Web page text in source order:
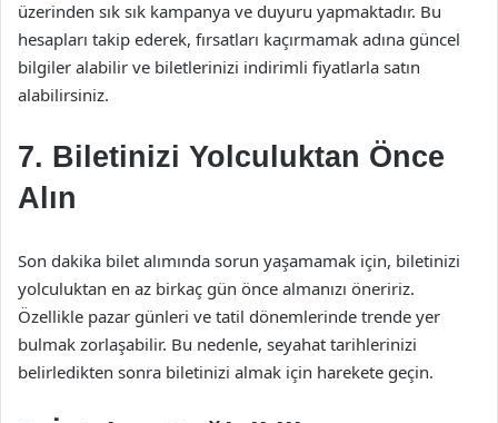
üzerinden sık sık kampanya ve duyuru yapmaktadır. Bu
hesapları takip ederek, fırsatları kaçırmamak adına güncel
bilgiler alabilir ve biletlerinizi indirimli fiyatlarla satın
alabilirsiniz.
7. Biletinizi Yolculuktan Önce
Alın
Son dakika bilet alımında sorun yaşamamak için, biletinizi
yolculuktan en az birkaç gün önce almanızı öneririz.
Özellikle pazar günleri ve tatil dönemlerinde trende yer
bulmak zorlaşabilir. Bu nedenle, seyahat tarihlerinizi
belirledikten sonra biletinizi almak için harekete geçin.